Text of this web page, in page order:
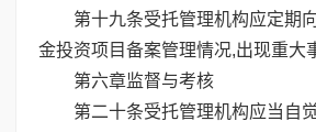
第十九条受托管理机构应定期
金投资项目备案管理情况,出现重大
第六章监督与考核
第二十条受托管理机构应当自